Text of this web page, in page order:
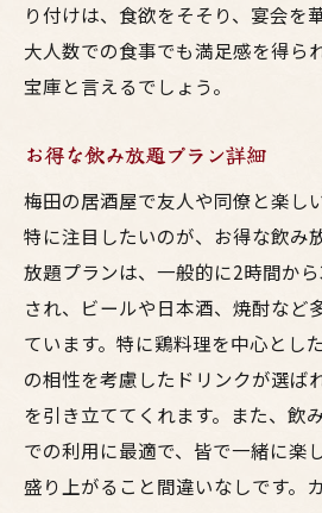
り付けは、食欲をそそり、宴会を
大人数での食事でも満足感を得ら
宝庫と言えるでしょう。
お得な飲み放題プラン詳細
梅田の居酒屋で友人や同僚と楽し
特に注目したいのが、お得な飲み
放題プランは、一般的に2時間か
され、ビールや日本酒、焼酎など
ています。特に鶏料理を中心とし
の相性を考慮したドリンクが選ば
を引き立ててくれます。また、飲
での利用に最適で、皆で一緒に楽
盛り上がること間違いなしです。